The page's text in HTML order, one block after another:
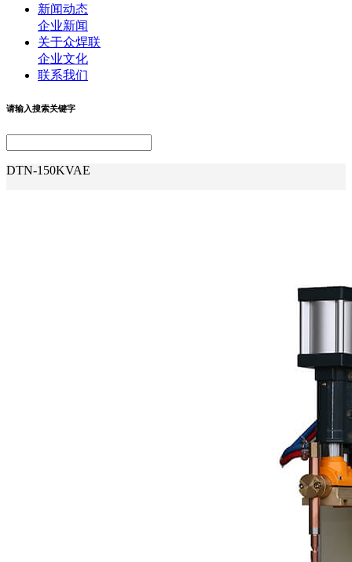
新闻动态
企业新闻
关于众焊联
企业文化
联系我们
请输入搜索关键字
DTN-150KVAE